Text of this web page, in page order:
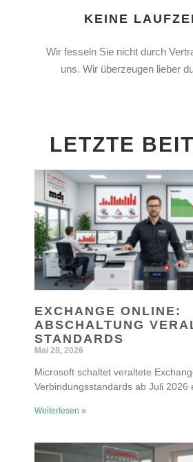
KEINE
Wir fesseln Sie nicht durch
uns. Wir überzeugen lieber
LETZTE
EXCHANGE ONLINE:
ABSCHALTUNG
STANDARDS
Mai 28, 2026
Microsoft schaltet veraltete
Verbindungsstandards ab Juli 2026
Weiterlesen »